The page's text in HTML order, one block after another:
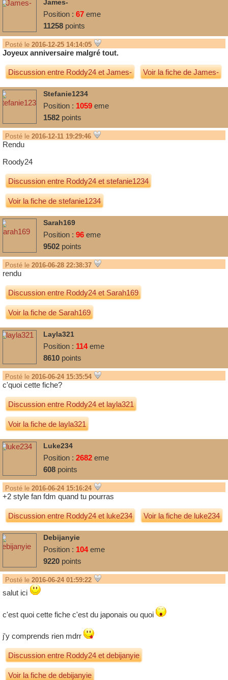
James-
Position : 67 eme
11258 points
Posté le 2016-12-25 14:14:05
Joyeux anniversaire malgré tout.
Discussion entreRoddy24etJames- Voir la fiche de James-
Stefanie1234
Position : 1059 eme
1582 points
Posté le 2016-12-11 19:29:46
Rendu
Roody24
Discussion entreRoddy24etstefanie1234
Voir la fiche de stefanie1234
Sarah169
Position : 96 eme
9502 points
Posté le 2016-06-28 22:38:37
rendu
Discussion entreRoddy24etSarah169
Voir la fiche de Sarah169
Layla321
Position : 114eme
8610 points
Posté le 2016-06-24 15:35:54
c'quoi cette fiche?
Discussion entreRoddy24etlayla321
Voir la fiche de layla321
Luke234
Position : 2682 eme
608 points
Posté le 2016-06-24 15:16:24
+2 style fan fdm quand tu pourras
Discussion entreRoddy24etluke234 Voir la fiche de luke234
Debijanyie
Position : 104eme
9220 points
Posté le 2016-06-24 01:59:22
salut ici
c'est quoi cette fiche c'est du japonais ou quoi
j'y comprends rien mdrr
Discussion entreRoddy24etdebijanyie
Voir la fiche de debijanyie